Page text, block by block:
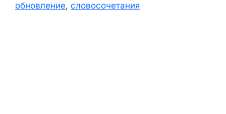
обновление, словосочетания